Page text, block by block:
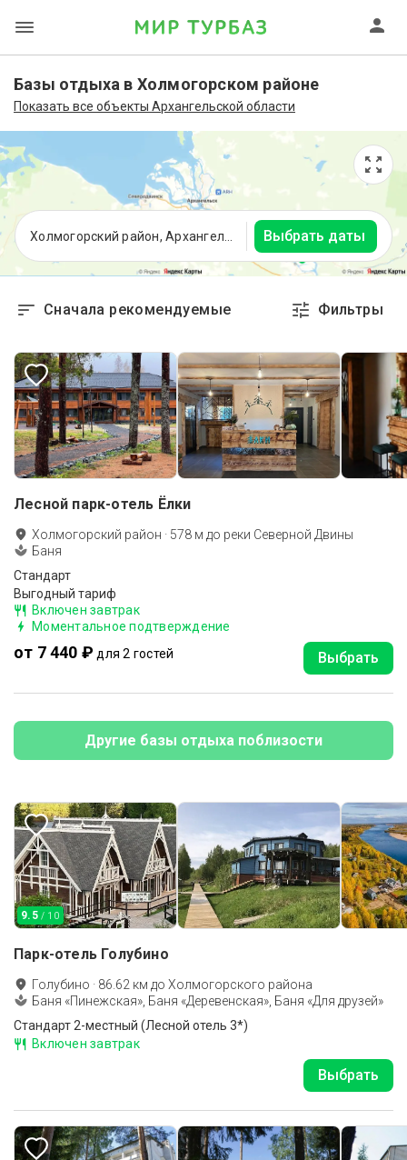
Базы отдыха в Холмогорском районе
Показать все объекты Архангельской области
Выбрать даты
Сначала рекомендуемые Фильтры
Лесной парк-отель Ёлки
Холмогорский район · 578 м до реки Северной Двины
Баня
Стандарт
Выгодный тариф
Включен завтрак
Моментальное подтверждение
от 7 440 ₽ для 2 гостей Выбрать
Другие базы отдыха поблизости
9.5 / 10
Парк-отель Голубино
Голубино · 86.62 км до Холмогорского района
Баня «Пинежская», Баня «Деревенская», Баня «Для друзей»
Стандарт 2-местный (Лесной отель 3*)
Включен завтрак
Выбрать